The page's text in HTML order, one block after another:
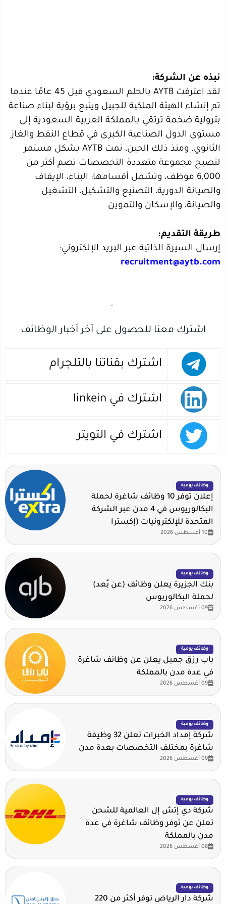
نبذه عن الشركة:
لقد اعترفت AYTB بالحلم السعودي قبل 45 عامًا عندما
تم إنشاء الهيئة الملكية للجبيل وينبع برؤية لبناء صناعة
بترولية ضخمة ترتقي بالمملكة العربية السعودية إلى
مستوى الدول الصناعية الكبرى في قطاع النفط والغاز
الثانوي. ومنذ ذلك الحين، نمت AYTB بشكل مستمر
لتصبح مجموعة متعددة التخصصات تضم أكثر من
6,000 موظف، وتشمل أقسامها: البناء، الإيقاف
والصيانة الدورية، التصنيع والتشكيل، التشغيل
والصيانة، والإسكان والتموين
طريقة التقديم:
إرسال السيرة الذاتية عبر البريد الإلكتروني:
recruitment@aytb.com
-‏
اشترك معنا للحصول على آخر أخبار الوظائف
اشترك بقناتنا بالتلجرام
اشترك في linkein
اشترك في التويتر
وظائف يومية
إعلان توفر 10 وظائف شاغرة لحملة
البكالوريوس في 4 مدن عبر الشركة
المتحدة للإلكترونيات (إكسترا
10 أغسطس 2026
وظائف يومية
بنك الجزيرة يعلن وظائف (عن بُعد)
لحملة البكالوريوس
09 أغسطس 2026
وظائف يومية
باب رزق جميل يعلن عن وظائف شاغرة
في عدة مدن بالمملكة
09 أغسطس 2026
وظائف يومية
شركة إمداد الخبرات تعلن 32 وظيفة
شاغرة بمختلف التخصصات بعدة مدن
09 أغسطس 2026
وظائف يومية
شركة دي إتش إل العالمية للشحن
تعلن عن توفر وظائف شاغرة في عدة
مدن بالمملكة
08 أغسطس 2026
وظائف يومية
شركة دار الرياض توفر أكثر من 220